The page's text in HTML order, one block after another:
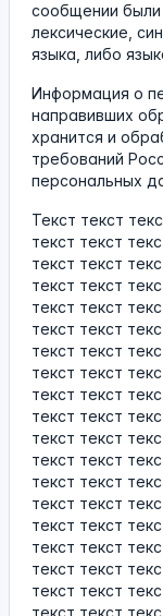
сообщении
лексические,
языка, либо
Информация о
направивших
хранится и
требований
персональных
Текст текст
текст текст
текст текст
текст текст
текст текст
текст текст
текст текст
текст текст
текст текст
текст текст
текст текст
текст текст
текст текст
текст текст
текст текст
текст текст
текст текст
текст текст
текст текст